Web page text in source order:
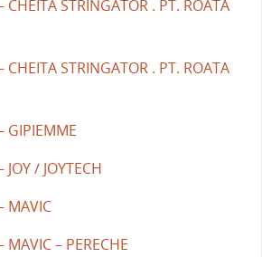
CHEITA STRINGATOR . PT. ROATA
CHEITA STRINGATOR . PT. ROATA
GIPIEMME
JOY / JOYTECH
MAVIC
MAVIC – PERECHE